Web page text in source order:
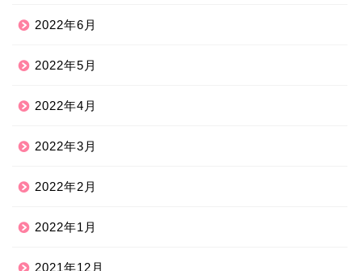
2022年6月
2022年5月
2022年4月
2022年3月
2022年2月
2022年1月
2021年12月